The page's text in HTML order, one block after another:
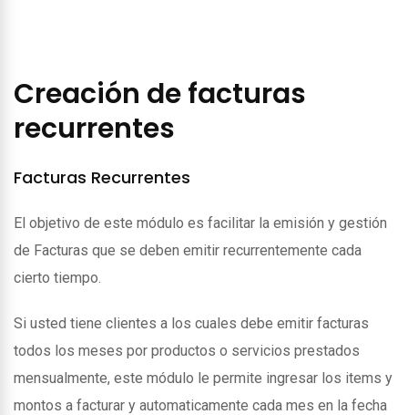
Creación de facturas
recurrentes
Facturas Recurrentes
El objetivo de este módulo es facilitar la emisión y gestión
de Facturas que se deben emitir recurrentemente cada
cierto tiempo.
Si usted tiene clientes a los cuales debe emitir facturas
todos los meses por productos o servicios prestados
mensualmente, este módulo le permite ingresar los items y
montos a facturar y automaticamente cada mes en la fecha